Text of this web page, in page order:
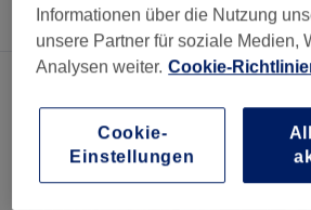
Sortieren nach Besonderheiten
Ein Salon, der anbietet: damen - tönung in Brühl
Informationen über die Nutzung
unsere Partner für soziale Medien,
Analysen weiter. Cookie-
Cookie-
Einstellungen